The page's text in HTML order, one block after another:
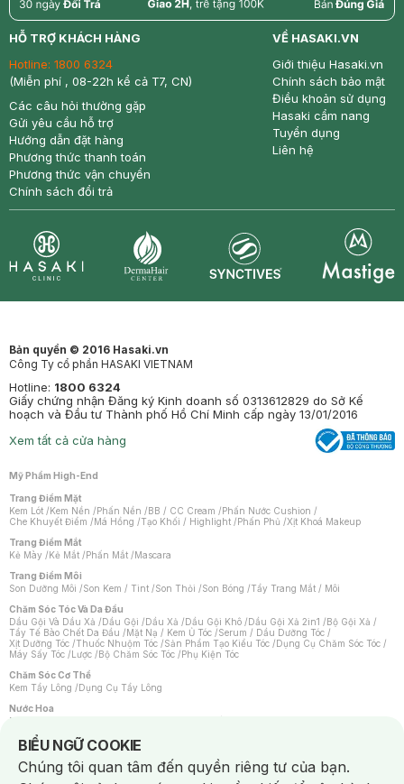
return nowfree price
HỖ TRỢ KHÁCH HÀNG
Hotline: 1800 6324
(Miễn phí , 08-22h kể cả T7, CN)
Các câu hỏi thường gặp
Gửi yêu cầu hỗ trợ
Hướng dẫn đặt hàng
Phương thức thanh toán
Phương thức vận chuyển
Chính sách đổi trả
VỀ HASAKI.VN
Giới thiệu Hasaki.vn
Chính sách bảo mật
Điều khoản sử dụng
Hasaki cẩm nang
Tuyển dụng
Liên hệ
Bản quyền © 2016 Hasaki.vn
Công Ty cổ phần HASAKI VIETNAM
Hotline: 1800 6324
Giấy chứng nhận Đăng ký Kinh doanh số 0313612829 do Sở Kế
hoạch và Đầu tư Thành phố Hồ Chí Minh cấp ngày 13/01/2016
Xem tất cả cửa hàng
Mỹ Phẩm High-End
Trang Điểm Mặt
Kem Lót /Kem Nền /Phấn Nền /BB / CC Cream /Phấn Nước Cushion /
Che Khuyết Điểm /Má Hồng /Tạo Khối / Highlight /Phấn Phủ /Xịt Khoá Makeup
Trang Điểm Mắt
Kẻ Mày /Kẻ Mắt /Phấn Mắt /Mascara
Trang Điểm Môi
Son Dưỡng Môi /Son Kem / Tint /Son Thỏi /Son Bóng /Tẩy Trang Mắt / Môi
Chăm Sóc Tóc Và Da Đầu
Dầu Gội Và Dầu Xả /Dầu Gội /Dầu Xả /Dầu Gội Khô /Dầu Gội Xả 2in1 /Bộ Gội Xả /
Tẩy Tế Bào Chết Da Đầu /Mặt Nạ / Kem Ủ Tóc /Serum / Dầu Dưỡng Tóc /
Xịt Dưỡng Tóc /Thuốc Nhuộm Tóc /Sản Phẩm Tạo Kiểu Tóc /Dụng Cụ Chăm Sóc Tóc /
Máy Sấy Tóc /Lược /Bộ Chăm Sóc Tóc /Phụ Kiện Tóc
Chăm Sóc Cơ Thể
Kem Tẩy Lông /Dụng Cụ Tẩy Lông
Nước Hoa
Nước Hoa Nữ
Chăm Sóc Cá Nhân
Chống Muỗi /Khẩu Trang /Máy Massage/Mặt Nạ Xông Hơi /Nước Rửa Tay/
Sản Phẩm Chăm Sóc Khác /Bàn Chải Đánh Răng /Bàn Chải Điện/
BIỂU NGỮ COOKIE
Notice about cookies usage
Chúng tôi quan tâm đến quyền riêng tư của bạn.